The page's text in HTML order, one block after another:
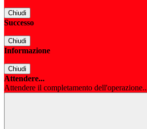
Chiudi
Successo
Chiudi
Informazione
Chiudi
Attendere...
Attendere il completamento